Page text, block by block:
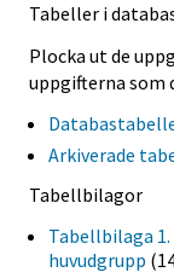
Tabeller i
Plocka ut de
uppgifterna som
Arkiverade
Tabellbilagor
Tabellbilaga
huvudgrupp